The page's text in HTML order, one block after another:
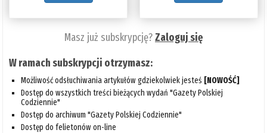
Masz już subskrypcję?Zaloguj się
W ramach subskrypcji otrzymasz:
Możliwość odsłuchiwania artykułów gdziekolwiek jesteś [NOWOŚĆ]
Dostęp do wszystkich treści bieżących wydań "Gazety Polskiej
Codziennie"
Dostęp do archiwum "Gazety Polskiej Codziennie"
Dostęp do felietonów on-line